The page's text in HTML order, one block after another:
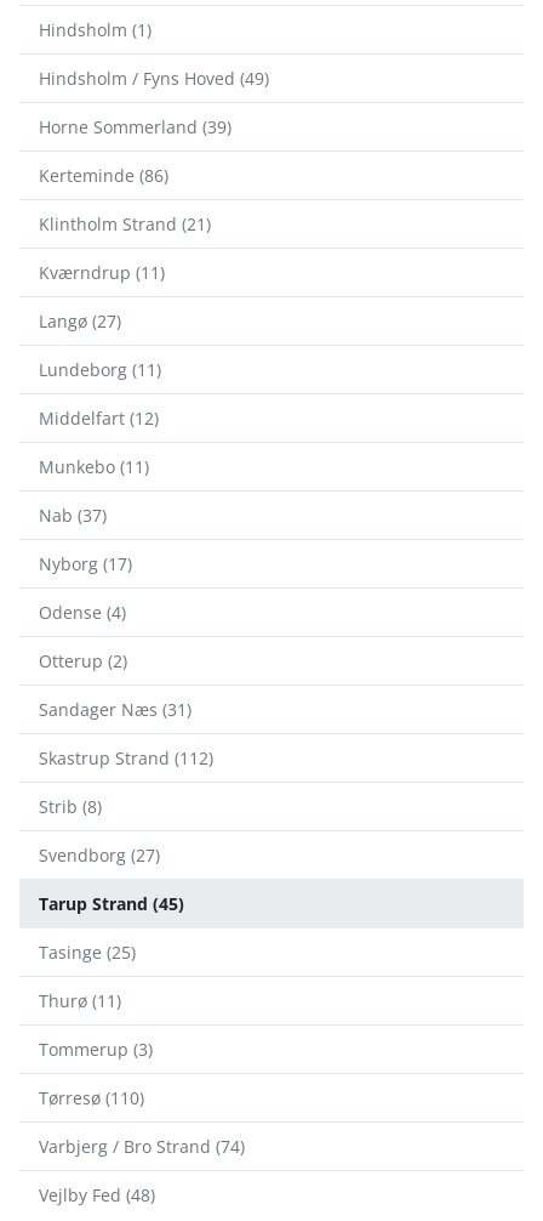
Hindsholm (1)
Hindsholm / Fyns Hoved (49)
Horne Sommerland (39)
Kerteminde (86)
Klintholm Strand (21)
Kværndrup (11)
Langø (27)
Lundeborg (11)
Middelfart (12)
Munkebo (11)
Nab (37)
Nyborg (17)
Odense (4)
Otterup (2)
Sandager Næs (31)
Skastrup Strand (112)
Strib (8)
Svendborg (27)
Tarup Strand (45)
Tasinge (25)
Thurø (11)
Tommerup (3)
Tørresø (110)
Varbjerg / Bro Strand (74)
Vejlby Fed (48)